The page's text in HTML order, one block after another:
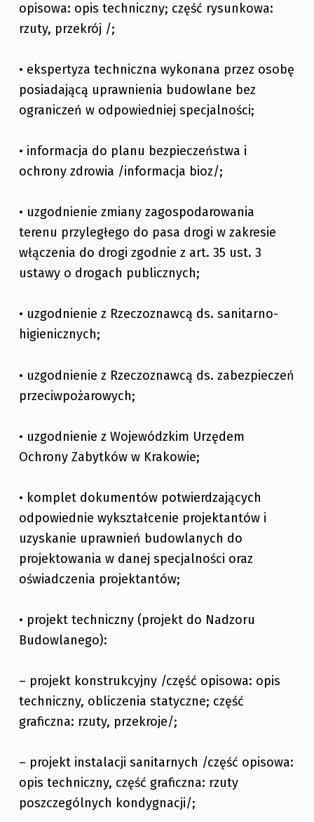
opisowa: opis techniczny; część rysunkowa:
rzuty, przekrój /;
• ekspertyza techniczna wykonana przez osobę
posiadającą uprawnienia budowlane bez
ograniczeń w odpowiedniej specjalności;
• informacja do planu bezpieczeństwa i
ochrony zdrowia /informacja bioz/;
• uzgodnienie zmiany zagospodarowania
terenu przyległego do pasa drogi w zakresie
włączenia do drogi zgodnie z art. 35 ust. 3
ustawy o drogach publicznych;
• uzgodnienie z Rzeczoznawcą ds. sanitarno-
higienicznych;
• uzgodnienie z Rzeczoznawcą ds. zabezpieczeń
przeciwpożarowych;
• uzgodnienie z Wojewódzkim Urzędem
Ochrony Zabytków w Krakowie;
• komplet dokumentów potwierdzających
odpowiednie wykształcenie projektantów i
uzyskanie uprawnień budowlanych do
projektowania w danej specjalności oraz
oświadczenia projektantów;
• projekt techniczny (projekt do Nadzoru
Budowlanego):
– projekt konstrukcyjny /część opisowa: opis
techniczny, obliczenia statyczne; część
graficzna: rzuty, przekroje/;
– projekt instalacji sanitarnych /część opisowa:
opis techniczny, część graficzna: rzuty
poszczególnych kondygnacji/;